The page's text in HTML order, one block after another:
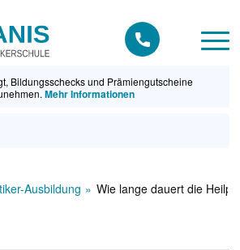
Bildungsschecks und Prämiengutscheine
Mehr Informationen
Ausbildung Wie lange dauert die